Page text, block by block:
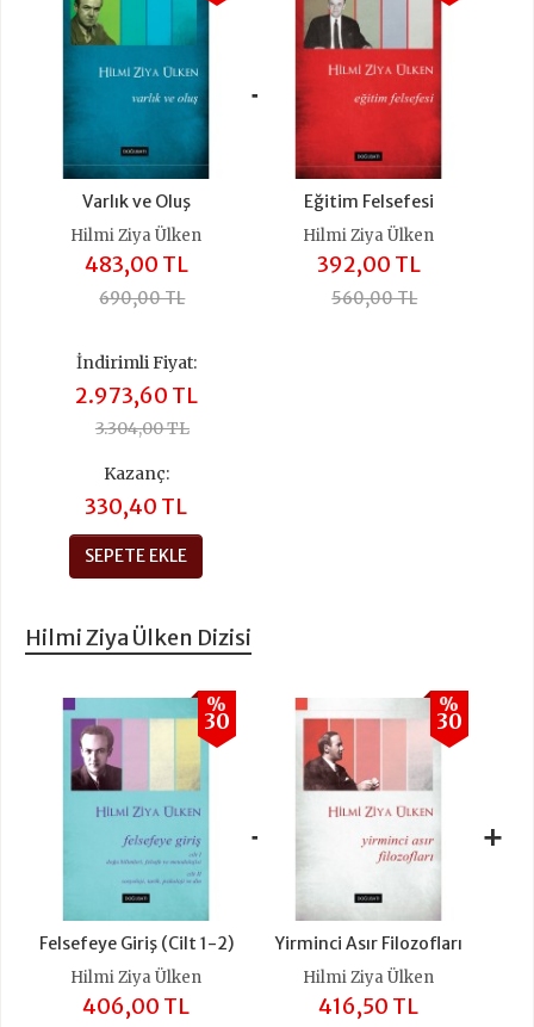
Varlık ve Oluş
Hilmi Ziya Ülken
483,00 TL
690,00 TL
+
Eğitim Felsefesi
Hilmi Ziya Ülken
392,00 TL
560,00 TL
İndirimli Fiyat:
2.973,60 TL
3.304,00 TL
Kazanç:
330,40 TL
SEPETE EKLE
Hilmi Ziya Ülken Dizisi
Felsefeye Giriş (Cilt 1-2)
%
30
Hilmi Ziya Ülken
406,00 TL
+
Yirminci Asır Filozofları
%
30
Hilmi Ziya Ülken
416,50 TL
+